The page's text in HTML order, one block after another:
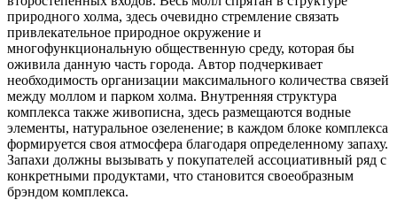
природного холма, здесь очевидно стремление связать
привлекательное природное окружение и
многофункциональную общественную среду, которая бы
оживила данную часть города. Автор подчеркивает
необходимость организации максимального количества связей
между моллом и парком холма. Внутренняя структура
комплекса также живописна, здесь размещаются водные
элементы, натуральное озеленение; в каждом блоке комплекса
формируется своя атмосфера благодаря определенному запаху.
Запахи должны вызывать у покупателей ассоциативный ряд с
конкретными продуктами, что становится своеобразным
брэндом комплекса.